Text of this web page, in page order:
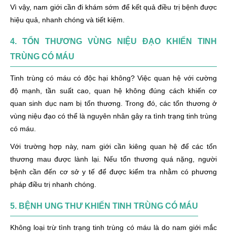
Vì vậy, nam giới cần đi khám sớm để kết quả điều trị bệnh được
hiệu quả, nhanh chóng và tiết kiệm.
4. TỔN THƯƠNG VÙNG NIỆU ĐẠO KHIẾN TINH
TRÙNG CÓ MÁU
Tinh trùng có máu có độc hại không? Việc quan hệ với cường
độ mạnh, tần suất cao, quan hệ không đúng cách khiến cơ
quan sinh dục nam bị tổn thương. Trong đó, các tổn thương ở
vùng niệu đạo có thể là nguyên nhân gây ra tình trạng tinh trùng
có máu.
Với trường hợp này, nam giới cần kiêng quan hệ để các tổn
thương mau được lành lại. Nếu tổn thương quá nặng, người
bệnh cần đến cơ sở y tế để được kiểm tra nhằm có phương
pháp điều trị nhanh chóng.
5. BỆNH UNG THƯ KHIẾN TINH TRÙNG CÓ MÁU
Không loại trừ tình trạng tinh trùng có máu là do nam giới mắc